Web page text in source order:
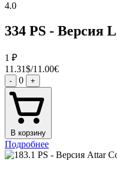
4.0
334 PS - Версия
1 ₽
11.31$/11.00€
- 0 +
В корзину
Подробнее